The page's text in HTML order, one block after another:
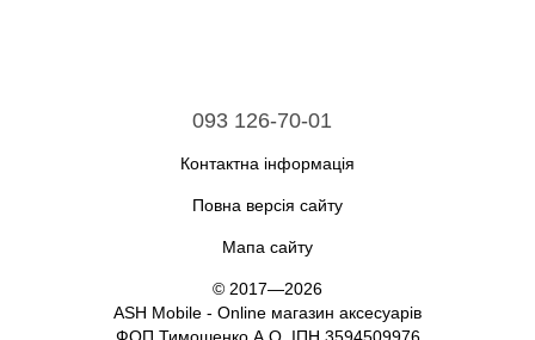
093 126-70-01
Контактна інформація
Повна версія сайту
Мапа сайту
© 2017—2026
ASH Mobile - Online магазин аксесуарів